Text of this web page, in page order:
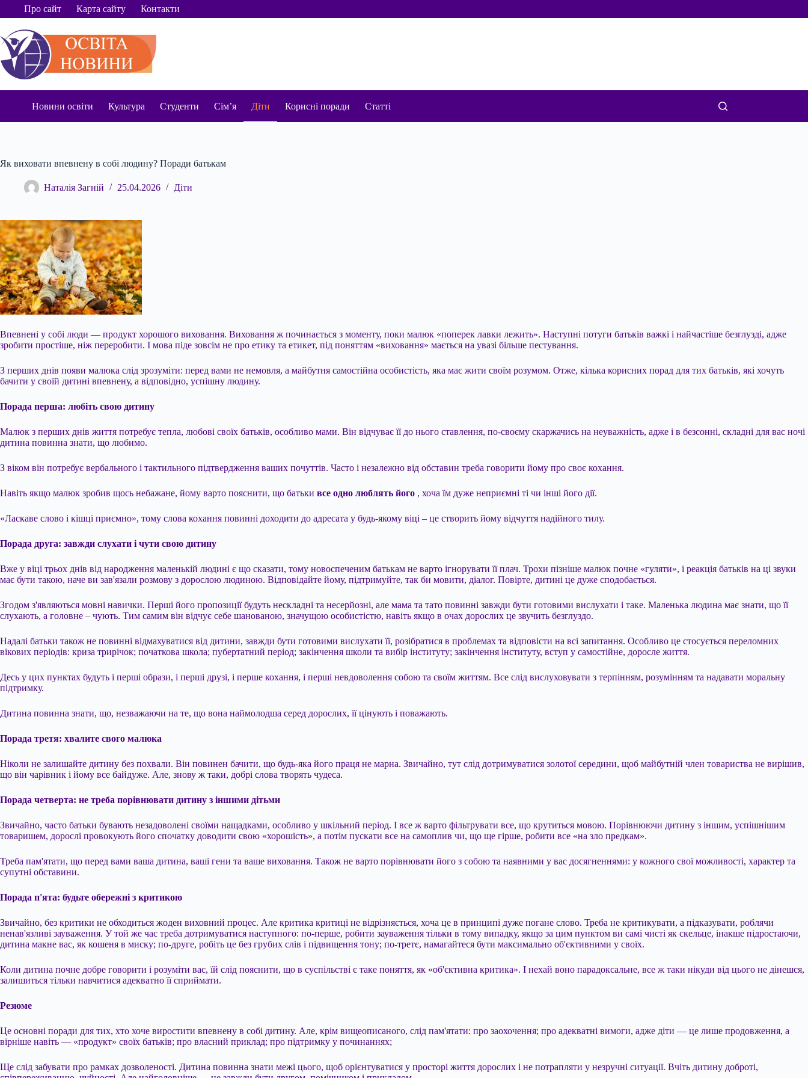
ПерейтиПро сайт Карта сайту Контакти
Новини освіти Культура Студенти Сім’я Діти Корисні поради Статті
Як виховати впевнену в собі людину? Поради батькам
Наталія Загній 25.04.2026 Діти
Впевнені у собі люди — продукт хорошого виховання. Виховання ж починається з моменту, поки малюк «поперек лавки лежить». Наступні потуги батьків важкі і найчастіше безглузді, адже
зробити простіше, ніж переробити. І мова піде зовсім не про етику та етикет, під поняттям «виховання» мається на увазі більше пестування.
З перших днів появи малюка слід зрозуміти: перед вами не немовля, а майбутня самостійна особистість, яка має жити своїм розумом. Отже, кілька корисних порад для тих батьків, які хочуть
бачити у своїй дитині впевнену, а відповідно, успішну людину.
Порада перша: любіть свою дитину
Малюк з перших днів життя потребує тепла, любові своїх батьків, особливо мами. Він відчуває її до нього ставлення, по-своєму скаржачись на неуважність, адже і в безсонні, складні для вас ночі
дитина повинна знати, що любимо.
З віком він потребує вербального і тактильного підтвердження ваших почуттів. Часто і незалежно від обставин треба говорити йому про своє кохання.
Навіть якщо малюк зробив щось небажане, йому варто пояснити, що батьки все одно люблять його , хоча їм дуже неприємні ті чи інші його дії.
«Ласкаве слово і кішці приємно», тому слова кохання повинні доходити до адресата у будь-якому віці – це створить йому відчуття надійного тилу.
Порада друга: завжди слухати і чути свою дитину
Вже у віці трьох днів від народження маленькій людині є що сказати, тому новоспеченим батькам не варто ігнорувати її плач. Трохи пізніше малюк почне «гуляти», і реакція батьків на ці звуки
має бути такою, наче ви зав'язали розмову з дорослою людиною. Відповідайте йому, підтримуйте, так би мовити, діалог. Повірте, дитині це дуже сподобається.
Згодом з'являються мовні навички. Перші його пропозиції будуть нескладні та несерйозні, але мама та тато повинні завжди бути готовими вислухати і таке. Маленька людина має знати, що її
слухають, а головне – чують. Тим самим він відчує себе шанованою, значущою особистістю, навіть якщо в очах дорослих це звучить безглуздо.
Надалі батьки також не повинні відмахуватися від дитини, завжди бути готовими вислухати її, розібратися в проблемах та відповісти на всі запитання. Особливо це стосується переломних
вікових періодів: криза трирічок; початкова школа; пубертатний період; закінчення школи та вибір інституту; закінчення інституту, вступ у самостійне, доросле життя.
Десь у цих пунктах будуть і перші образи, і перші друзі, і перше кохання, і перші невдоволення собою та своїм життям. Все слід вислуховувати з терпінням, розумінням та надавати моральну
підтримку.
Дитина повинна знати, що, незважаючи на те, що вона наймолодша серед дорослих, її цінують і поважають.
Порада третя: хвалите свого малюка
Ніколи не залишайте дитину без похвали. Він повинен бачити, що будь-яка його праця не марна. Звичайно, тут слід дотримуватися золотої середини, щоб майбутній член товариства не вирішив,
що він чарівник і йому все байдуже. Але, знову ж таки, добрі слова творять чудеса.
Порада четверта: не треба порівнювати дитину з іншими дітьми
Звичайно, часто батьки бувають незадоволені своїми нащадками, особливо у шкільний період. І все ж варто фільтрувати все, що крутиться мовою. Порівнюючи дитину з іншим, успішнішим
товаришем, дорослі провокують його спочатку доводити свою «хорошість», а потім пускати все на самоплив чи, що ще гірше, робити все «на зло предкам».
Треба пам'ятати, що перед вами ваша дитина, ваші гени та ваше виховання. Також не варто порівнювати його з собою та наявними у вас досягненнями: у кожного свої можливості, характер та
супутні обставини.
Порада п'ята: будьте обережні з критикою
Звичайно, без критики не обходиться жоден виховний процес. Але критика критиці не відрізняється, хоча це в принципі дуже погане слово. Треба не критикувати, а підказувати, роблячи
ненав'язливі зауваження. У той же час треба дотримуватися наступного: по-перше, робити зауваження тільки в тому випадку, якщо за цим пунктом ви самі чисті як скельце, інакше підростаючи,
дитина макне вас, як кошеня в миску; по-друге, робіть це без грубих слів і підвищення тону; по-третє, намагайтеся бути максимально об'єктивними у своїх.
Коли дитина почне добре говорити і розуміти вас, їй слід пояснити, що в суспільстві є таке поняття, як «об'єктивна критика». І нехай воно парадоксальне, все ж таки нікуди від цього не дінешся,
залишиться тільки навчитися адекватно її сприймати.
Резюме
Це основні поради для тих, хто хоче виростити впевнену в собі дитину. Але, крім вищеописаного, слід пам'ятати: про заохочення; про адекватні вимоги, адже діти — це лише продовження, а
вірніше навіть — «продукт» своїх батьків; про власний приклад; про підтримку у починаннях;
Ще слід забувати про рамках дозволеності. Дитина повинна знати межі цього, щоб орієнтуватися у просторі життя дорослих і не потрапляти у незручні ситуації. Вчіть дитину доброті,